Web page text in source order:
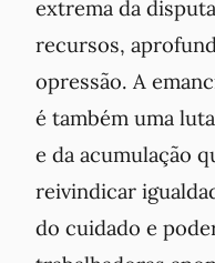
extrema da
recursos,
opressão. A
é também uma
e da acumulação
reivindicar
do cuidado e